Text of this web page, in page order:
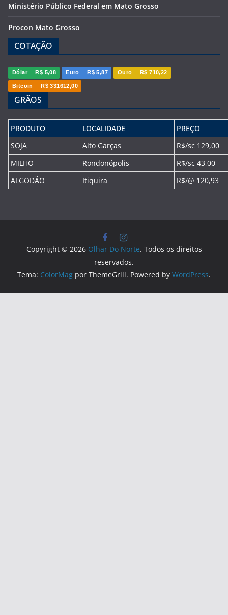
Ministério Público Federal em Mato Grosso
Procon Mato Grosso
COTAÇÃO
Dólar R$ 5,08 Euro R$ 5,87 Ouro R$ 710,22
Bitcoin R$ 331612,00
GRÃOS
PRODUTO LOCALIDADE
PREÇO
SOJA
Alto Garças
R$/sc 129,00
MILHO
Rondonópolis
R$/sc 43,00
ALGODÃO
Itiquira R$/@ 120,93
Copyright © 2026 Olhar Do Norte. Todos os direitos
reservados.
Tema: ColorMag por ThemeGrill. Powered by WordPress.